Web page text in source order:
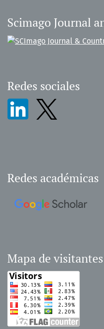
Scimago Journal
Redes sociales
Redes académicas
Mapa de visitantes